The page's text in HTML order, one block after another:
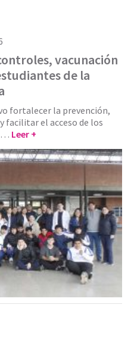
vacunación
de la
fortalecer la prevención,
facilitar el acceso de los
… Leer +